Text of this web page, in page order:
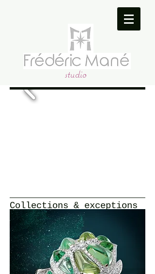
studio
Collections & exceptions